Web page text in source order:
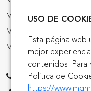
USO DE
Esta página web
mejor
contenidos. Para
Política de
https://
MG CYBERSTER
MG 3 HEV
MG ZS HEV
1700 64 64 64